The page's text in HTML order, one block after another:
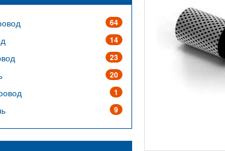
64
14
23
20
1
9